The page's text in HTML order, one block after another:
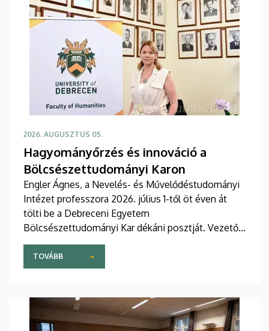
2026. AUGUSZTUS 05.
Hagyományőrzés és innováció a
Bölcsészettudományi Karon
Engler Ágnes, a Nevelés- és Művelődéstudományi
Intézet professzora 2026. július 1-től öt éven át
tölti be a Debreceni Egyetem
Bölcsészettudományi Kar dékáni posztját. Vezetői
stratégiájában fontos szerepet szán a kar
hagyományainak, a bölcsészképzés klasszikus
normáinak megőrzésének, egyben reagálva a
tudományos élet és a nemzetközi kapcsolatok
TOVÁBB